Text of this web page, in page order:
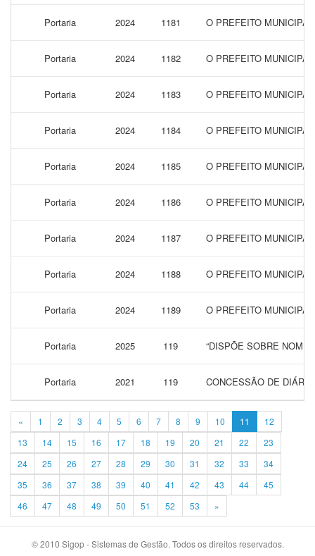
Portaria 2024 1181 O PREFEITO
Portaria 2024 1182 O PREFEITO
Portaria 2024 1183 O PREFEITO
Portaria 2024 1184 O PREFEITO
Portaria 2024 1185 O PREFEITO
Portaria 2024 1186 O PREFEITO
Portaria 2024 1187 O PREFEITO
Portaria 2024 1188 O PREFEITO
Portaria 2024 1189 O PREFEITO
Portaria 2025 119 “DISPÕE SOBRE
Portaria 2021 119 CONCESSÃO DE
« 1 2 3 4 5 6 7 8 9 10 11
12
13
14 15 16 17 18 19 20 21 22
23
24
25 26 27 28 29 30 31 32 33
34
35
36 37 38 39 40 41 42 43 44
45
46
47 48 49 50 51 52 53 »
© 2010 Sigop - Sistemas de Gestão. Todos os direitos reservados.